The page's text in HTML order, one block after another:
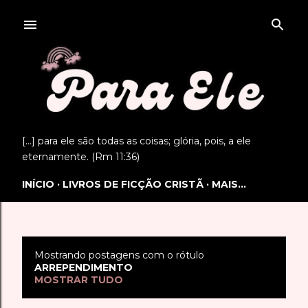
[...] para ele são todas as coisas; glória, pois, a ele
eternamente. (Rm 11:36)
INÍCIO LIVROS DE FICÇÃO CRISTÃ MAIS…
o
Mostrando postagens com o rótulo
ARREPENDIMENTO
MOSTRAR TUDO